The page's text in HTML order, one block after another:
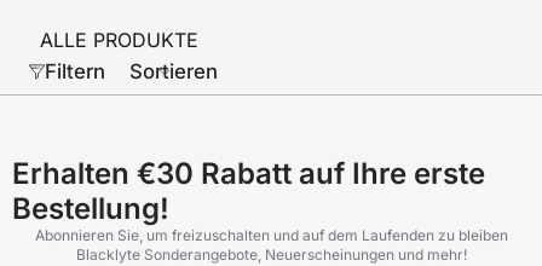
ALLE PRODUKTE
Filtern
Sortieren
Erhalten €30 Rabatt auf Ihre erste
Bestellung!
Abonnieren Sie, um freizuschalten und auf dem Laufenden zu bleiben
Blacklyte Sonderangebote, Neuerscheinungen und mehr!